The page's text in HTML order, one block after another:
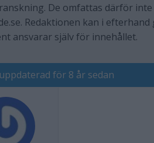
De omfattas därför
Redaktionen kan i
ansvarar själv för innehållet.
för 8 år sedan